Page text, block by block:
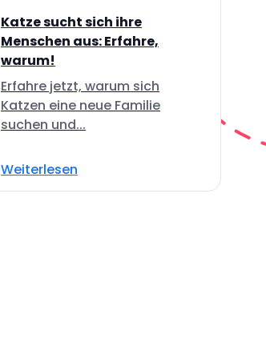
Katze sucht sich ihre
Menschen aus: Erfahre,
warum!
Erfahre jetzt, warum sich
Katzen eine neue Familie
suchen und...
Weiterlesen